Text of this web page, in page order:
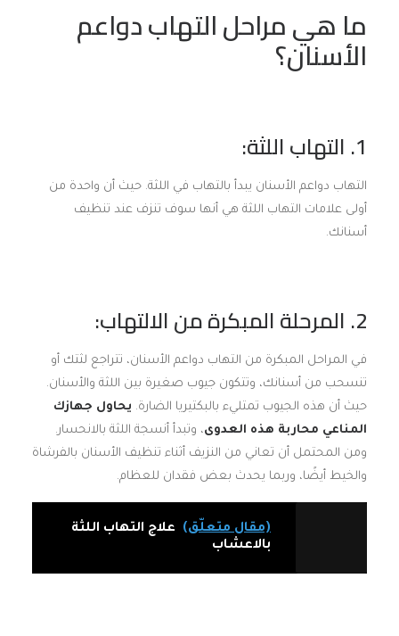
ما هي مراحل التهاب دواعم
الأسنان؟
1. التهاب اللثة:
التهاب دواعم الأسنان يبدأ بالتهاب في اللثة. حيث أن واحدة من
أولى علامات التهاب اللثة هي أنها سوف تنزف عند تنظيف
أسنانك.
2. المرحلة المبكرة من الالتهاب:
في المراحل المبكرة من التهاب دواعم الأسنان، تتراجع لثتك أو
تنسحب من أسنانك، وتتكون جيوب صغيرة بين اللثة والأسنان.
حيث أن هذه الجيوب تمتليء بالبكتيريا الضارة. يحاول جهازك
المناعي محاربة هذه العدوى، وتبدأ أنسجة اللثة بالانحسار.
ومن المحتمل أن تعاني من النزيف أثناء تنظيف الأسنان بالفرشاة
والخيط أيضًا، وربما يحدث بعض فقدان للعظام.
(مقال متعلّق)
علاج التهاب اللثة
بالاعشاب